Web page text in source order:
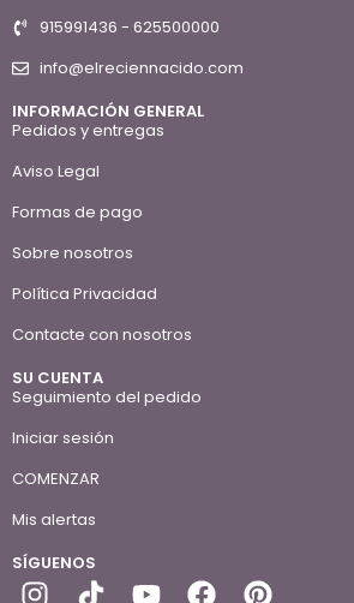
915991436 - 625500000
info@elreciennacido.com
INFORMACIÓN GENERAL
Pedidos y entregas
Aviso Legal
Formas de pago
Sobre nosotros
Política Privacidad
Contacte con nosotros
SU CUENTA
Seguimiento del pedido
Iniciar sesión
COMENZAR
Mis alertas
SÍGUENOS